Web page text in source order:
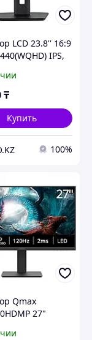
LCD 23.8'' 16:9
IPS,
0,5 ms,
USB-Hub,
₸
Купить
100%
Qmax
27"